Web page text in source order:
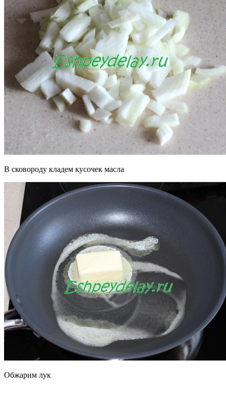
В сковороду кладем кусочек масла
Обжарим лук